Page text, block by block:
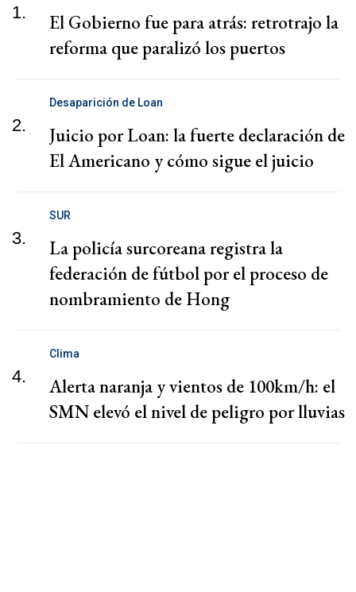
1.
El Gobierno fue para atrás: retrotrajo la
reforma que paralizó los puertos
2.
Desaparición de Loan
Juicio por Loan: la fuerte declaración de
El Americano y cómo sigue el juicio
3.
SUR
La policía surcoreana registra la
federación de fútbol por el proceso de
nombramiento de Hong
4.
Clima
Alerta naranja y vientos de 100km/h: el
SMN elevó el nivel de peligro por lluvias